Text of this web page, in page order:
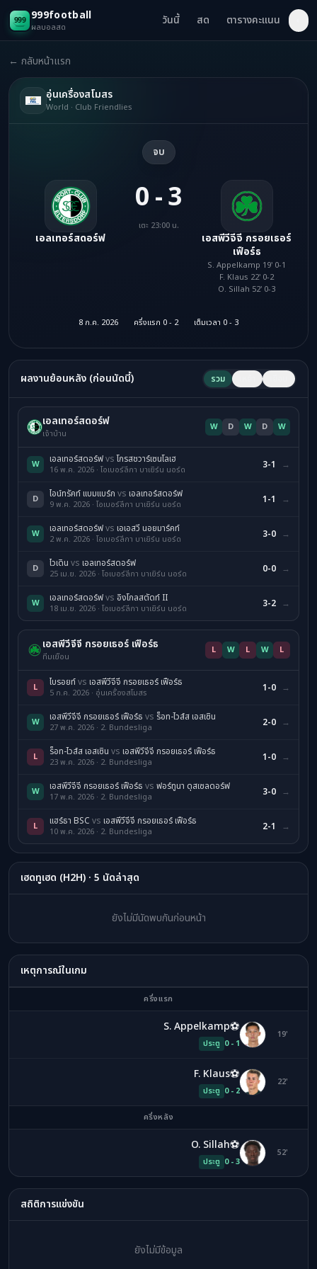
999football
ผลบอลสด วันนี้ สด ตารางคะแนน
← กลับหน้าแรก
อุ่นเครื่องสโมสร
World · Club Friendlies
จบ
เอลเทอร์สดอร์ฟ
0 - 3
เตะ 23:00 น.
เอสพีวีจีจี กรอยเธอร์
เฟือร์ธ
S. Appelkamp 19' 0-1
F. Klaus 22' 0-2
O. Sillah 52' 0-3
8 ก.ค. 2026 ครึ่งแรก 0 - 2 เต็มเวลา 0 - 3
ผลงานย้อนหลัง (ก่อนนัดนี้) รวม
เอลเทอร์สดอร์ฟ
เจ้าบ้าน
W D W D W
W เอลเทอร์สดอร์ฟvsโกรสชวาร์เซนโลเฮ
16 พ.ค. 2026 · โอเบอร์ลีกา บาเยิร์น นอร์ด 3-1 →
D ไอน์ทรัคท์ แบมแบร์ก vs เอลเทอร์สดอร์ฟ
9 พ.ค. 2026 · โอเบอร์ลีกา บาเยิร์น นอร์ด 1-1 →
W เอลเทอร์สดอร์ฟvs เอเอสวี นอยมาร์คท์
2 พ.ค. 2026 · โอเบอร์ลีกา บาเยิร์น นอร์ด 3-0 →
D ไวเดิน vs เอลเทอร์สดอร์ฟ
25 เม.ย. 2026 · โอเบอร์ลีกา บาเยิร์น นอร์ด 0-0 →
W เอลเทอร์สดอร์ฟvs อิงโกลสตัดท์ II
18 เม.ย. 2026 · โอเบอร์ลีกา บาเยิร์น นอร์ด 3-2 →
เอสพีวีจีจี กรอยเธอร์ เฟือร์ธ
ทีมเยือน
L W L W L
L ไบรอยท์vs เอสพีวีจีจี กรอยเธอร์ เฟือร์ธ
5 ก.ค. 2026 · อุ่นเครื่องสโมสร 1-0 →
W เอสพีวีจีจี กรอยเธอร์ เฟือร์ธ vs ร็อท-ไวส์ส เอสเซิน
27 พ.ค. 2026 · 2. Bundesliga 2-0 →
L ร็อท-ไวส์ส เอสเซิน vs เอสพีวีจีจี กรอยเธอร์ เฟือร์ธ
23 พ.ค. 2026 · 2. Bundesliga 1-0 →
W เอสพีวีจีจี กรอยเธอร์ เฟือร์ธ vs ฟอร์ทูนา ดุสเซลดอร์ฟ
17 พ.ค. 2026 · 2. Bundesliga 3-0 →
L แฮร์ธา BSC vs เอสพีวีจีจี กรอยเธอร์ เฟือร์ธ
10 พ.ค. 2026 · 2. Bundesliga 2-1 →
เฮดทูเฮด (H2H) · 5 นัดล่าสุด
ยังไม่มีนัดพบกันก่อนหน้า
เหตุการณ์ในเกม
ครึ่งแรก
19'
SA
S. Appelkamp⚽
ประตู 0 - 1
22'
FK
F. Klaus⚽
ประตู 0 - 2
ครึ่งหลัง
52'
OS
O. Sillah⚽
ประตู 0 - 3
สถิติการแข่งขัน
ยังไม่มีข้อมูล